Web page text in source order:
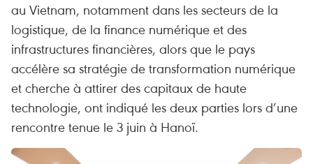
au Vietnam, notamment dans les secteurs de la
logistique, de la finance numérique et des
infrastructures financières, alors que le pays
accélère sa stratégie de transformation numérique
et cherche à attirer des capitaux de haute
technologie, ont indiqué les deux parties lors d’une
rencontre tenue le 3 juin à Hanoï.